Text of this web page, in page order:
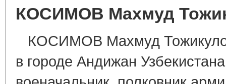
КОСИМОВ Махмуд
КОСИМОВ Махмуд
в городе Андижан